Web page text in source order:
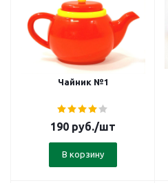
Чайник №1
190 руб./шт
В корзину